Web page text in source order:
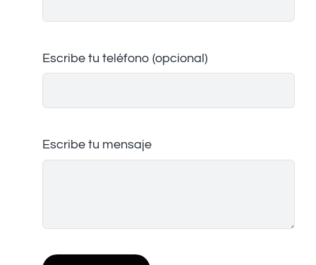
Escribe tu teléfono (opcional)
Escribe tu mensaje